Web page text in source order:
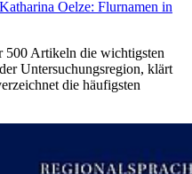
Oelze: Flurnamen in
500 Artikeln die wichtigsten
Untersuchungsregion, klärt
die häufigsten